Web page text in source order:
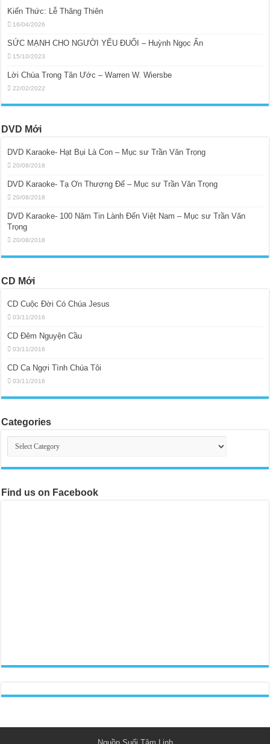
Kiến Thức: Lễ Thăng Thiên
16/04/2026
SỨC MẠNH CHO NGƯỜI YẾU ĐUỐI – Huỳnh Ngọc Ẩn
15/10/2023
Lời Chúa Trong Tân Ước – Warren W. Wiersbe
22/02/2022
DVD Mới
DVD Karaoke- Hạt Bụi Là Con – Mục sư Trần Văn Trọng
20/08/2018
DVD Karaoke- Tạ Ơn Thượng Đế – Mục sư Trần Văn Trọng
20/08/2018
DVD Karaoke- 100 Năm Tin Lành Đến Việt Nam – Mục sư Trần Văn
Trọng
20/08/2018
CD Mới
CD Cuộc Đời Có Chúa Jesus
03/11/2016
CD Đêm Nguyện Cầu
03/11/2016
CD Ca Ngợi Tình Chúa Tôi
03/11/2016
Categories
Categories
Find us on Facebook